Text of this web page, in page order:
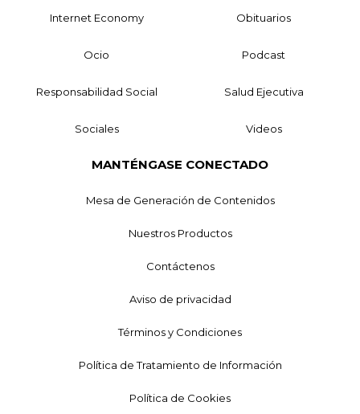
Internet Economy Obituarios
Ocio Podcast
Responsabilidad Social Salud Ejecutiva
Sociales Videos
MANTÉNGASE CONECTADO
Mesa de Generación de Contenidos
Nuestros Productos
Contáctenos
Aviso de privacidad
Términos y Condiciones
Política de Tratamiento de Información
Política de Cookies